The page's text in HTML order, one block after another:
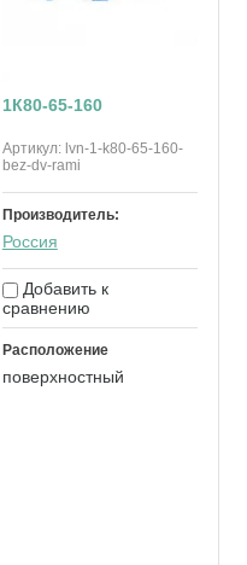
1К80-65-160
Артикул:lvn-1-k80-65-160-
bez-dv-rami
Производитель:
Россия
Добавить к
сравнению
Расположение
поверхностный